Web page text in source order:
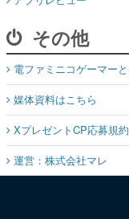
その他
電ファミニコゲーマー
媒体資料はこちら
XプレゼントCP応募規約
運営：株式会社マレ